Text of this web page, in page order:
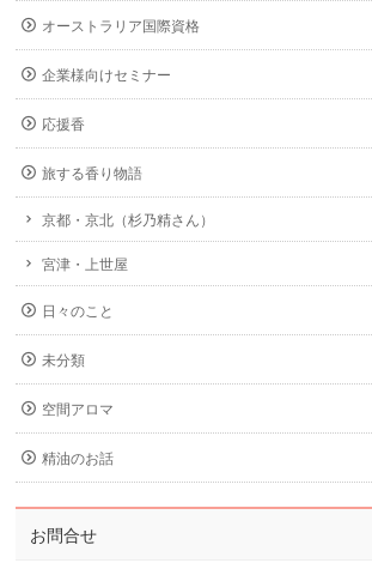
オーストラリア国際資格
企業様向けセミナー
応援香
旅する香り物語
京都・京北（杉乃精さん）
宮津・上世屋
日々のこと
未分類
空間アロマ
精油のお話
お問合せ